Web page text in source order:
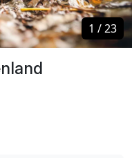
1 /23
1 /23